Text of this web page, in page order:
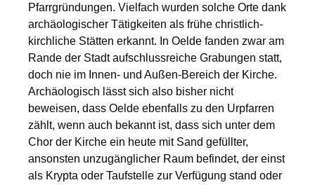
Pfarrgründungen. Vielfach wurden solche Orte dank
archäologischer Tätigkeiten als frühe christlich-
kirchliche Stätten erkannt. In Oelde fanden zwar am
Rande der Stadt aufschlussreiche Grabungen statt,
doch nie im Innen- und Außen-Bereich der Kirche.
Archäologisch lässt sich also bisher nicht
beweisen, dass Oelde ebenfalls zu den Urpfarren
zählt, wenn auch bekannt ist, dass sich unter dem
Chor der Kirche ein heute mit Sand gefüllter,
ansonsten unzugänglicher Raum befindet, der einst
als Krypta oder Taufstelle zur Verfügung stand oder